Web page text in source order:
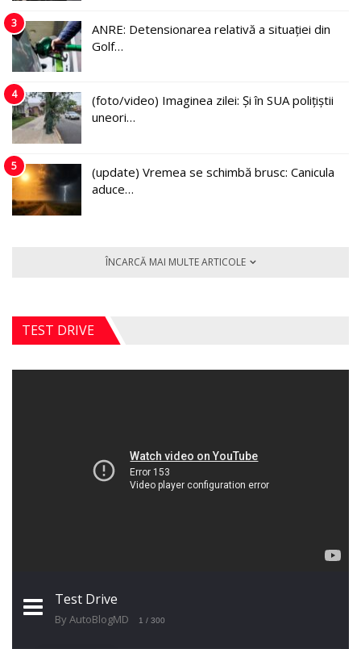
3
ANRE: Detensionarea relativă a situației din
Golf…
4
(foto/video) Imaginea zilei: Și în SUA polițiștii
uneori…
5
(update) Vremea se schimbă brusc: Canicula
aduce…
ÎNCARCĂ MAI MULTE ARTICOLE
TEST DRIVE
Test Drive
By AutoBlogMD 1 / 300